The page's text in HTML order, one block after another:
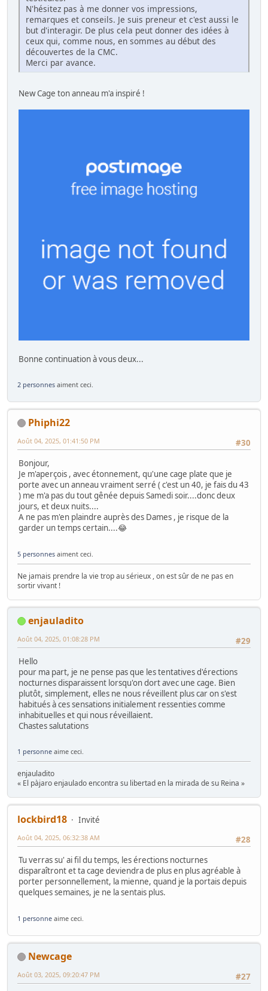
N'hésitez pas à me donner vos impressions,
remarques et conseils. Je suis preneur et c'est aussi le
but d'interagir. De plus cela peut donner des idées à
ceux qui, comme nous, en sommes au début des
découvertes de la CMC.
Merci par avance.
New Cage ton anneau m'a inspiré !
Bonne continuation à vous deux...
2 personnes aiment ceci.
Phiphi22
#30
Août 04, 2025, 01:41:50 PM
Bonjour,
Je m'aperçois , avec étonnement, qu'une cage plate que je
porte avec un anneau vraiment serré ( c'est un 40, je fais du 43
) me m'a pas du tout gênée depuis Samedi soir....donc deux
jours, et deux nuits....
A ne pas m'en plaindre auprès des Dames , je risque de la
garder un temps certain....😂
5 personnes aiment ceci.
Ne jamais prendre la vie trop au sérieux , on est sûr de ne pas en
sortir vivant !
enjauladito
#29
Août 04, 2025, 01:08:28 PM
Hello
pour ma part, je ne pense pas que les tentatives d'érections
nocturnes disparaissent lorsqu'on dort avec une cage. Bien
plutôt, simplement, elles ne nous réveillent plus car on s'est
habitués à ces sensations initialement ressenties comme
inhabituelles et qui nous réveillaient.
Chastes salutations
1 personne aime ceci.
enjauladito
« El pàjaro enjaulado encontra su libertad en la mirada de su Reina »
lockbird18
Invité
#28
Août 04, 2025, 06:32:38 AM
Tu verras su' ai fil du temps, les érections nocturnes
disparaîtront et ta cage deviendra de plus en plus agréable à
porter personnellement, la mienne, quand je la portais depuis
quelques semaines, je ne la sentais plus.
1 personne aime ceci.
Newcage
#27
Août 03, 2025, 09:20:47 PM